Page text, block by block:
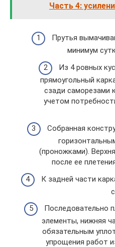
Часть 4:
Прутья
минимум
Из 4 ровных
прямоугольный
сзади саморезами
учетом
Собранная
(проножками).
после ее
К задней части
Последовательно
элементы, нижняя
обязательным
упрощения работ